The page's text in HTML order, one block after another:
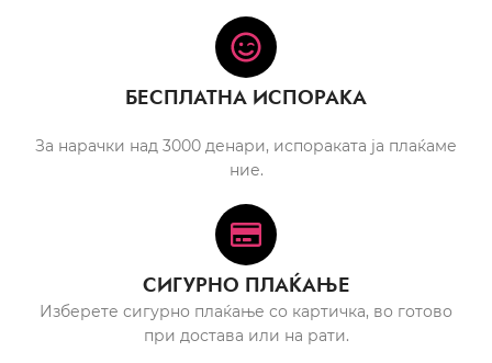
БЕСПЛАТНА ИСПОРАКА
За нарачки над 3000 денари, испораката ја плаќаме
ние.
СИГУРНО ПЛАЌАЊЕ
Изберете сигурно плаќање со картичка, во готово
при достава или на рати.